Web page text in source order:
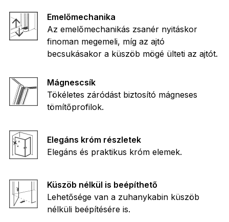
Emelőmechanika
Az emelőmechanikás zsanér nyitáskor
finoman megemeli, míg az ajtó
becsukásakor a küszöb mögé ülteti az ajtót.
Mágnescsík
Tökéletes záródást biztosító mágneses
tömítőprofilok.
Elegáns króm részletek
Elegáns és praktikus króm elemek.
Küszöb nélkül is beépíthető
Lehetősége van a zuhanykabin küszöb
nélküli beépítésére is.